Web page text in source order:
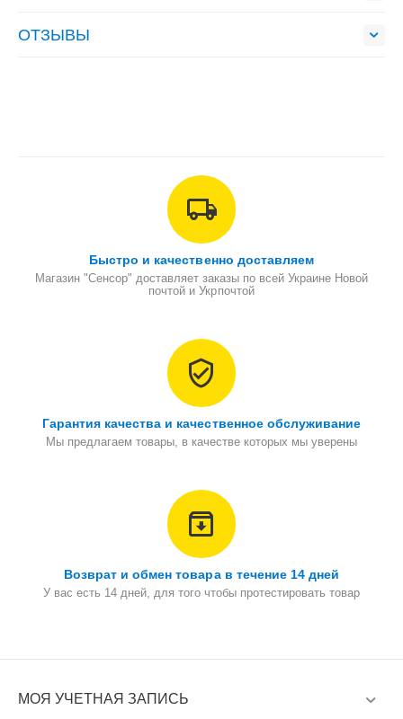
ОТЗЫВЫ
Быстро и качественно доставляем
Магазин "Сенсор" доставляет заказы по всей Украине Новой
почтой и Укрпочтой
Гарантия качества и качественное обслуживание
Мы предлагаем товары, в качестве которых мы уверены
Возврат и обмен товара в течение 14 дней
У вас есть 14 дней, для того чтобы протестировать товар
МОЯ УЧЕТНАЯ ЗАПИСЬ